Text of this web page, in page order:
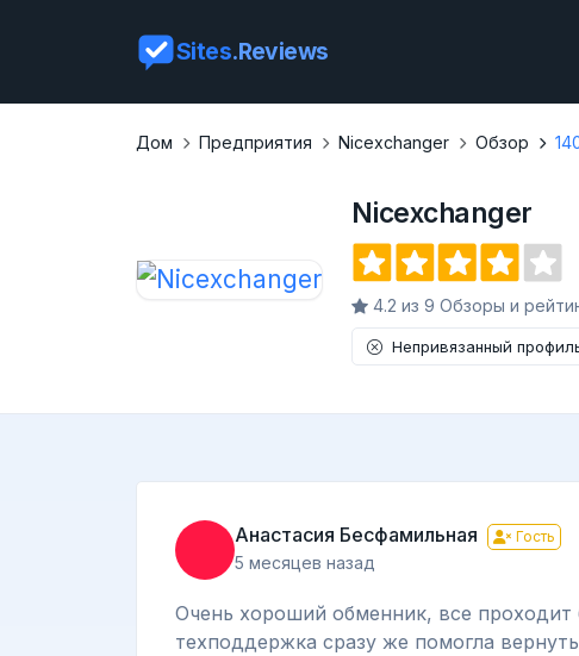
Sites.Reviews
Дом Предприятия Nicexchanger Обзор
Nicexchanger
4.2 из 9 Обзоры и
Непривязанный
Анастасия Бесфамильная Гость
5 месяцев назад
Очень хороший обменник, все
техподдержка сразу же помогла